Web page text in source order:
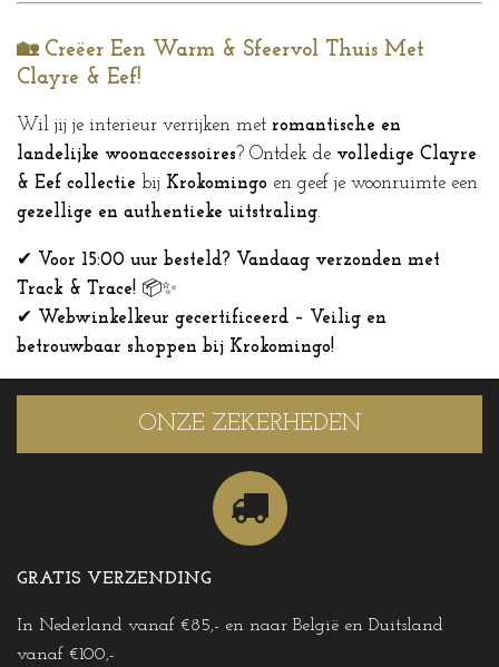
🏡 Creëer Een Warm & Sfeervol Thuis Met
Clayre & Eef!
Wil jij je interieur verrijken met romantische en
landelijke woonaccessoires ? Ontdek de volledige Clayre
& Eef collectie bij Krokomingo en geef je woonruimte een
gezellige en authentieke uitstraling.
✔
Voor 15:00 uur besteld? Vandaag verzonden met
Track & Trace! 📦✨
✔
Webwinkelkeur gecertificeerd – Veilig en
betrouwbaar shoppen bij Krokomingo!
ONZE ZEKERHEDEN
GRATIS VERZENDING
In Nederland vanaf €85,- en naar België en Duitsland
vanaf €100,-